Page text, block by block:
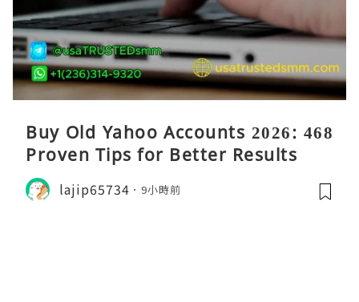
Buy Old Yahoo Accounts 2026: 468
Proven Tips for Better Results
lajip65734 9小時前